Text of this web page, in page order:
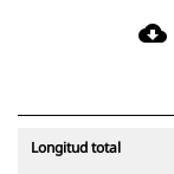
cloud_download
Longitud total